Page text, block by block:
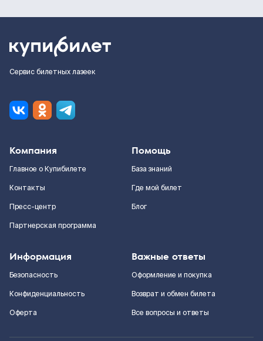
Сервис билетных лазеек
Компания
Главное о Купибилете
Контакты
Пресс-центр
Партнерская программа
Помощь
База знаний
Где мой билет
Блог
Информация
Безопасность
Конфиденциальность
Оферта
Важные ответы
Оформление и покупка
Возврат и обмен билета
Все вопросы и ответы